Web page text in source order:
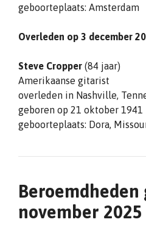
geboorteplaats: Amsterdam
Overleden op 3 december
Steve Cropper (84 jaar)
Amerikaanse gitarist
overleden in Nashville,
geboren op 21 oktober 1941
geboorteplaats: Dora,
Beroemdheden
november 2025